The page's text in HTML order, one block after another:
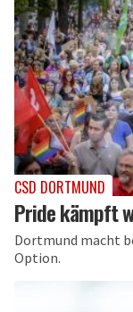
CSD DORTMUND
Pride kämpft
Dortmund macht
Option.